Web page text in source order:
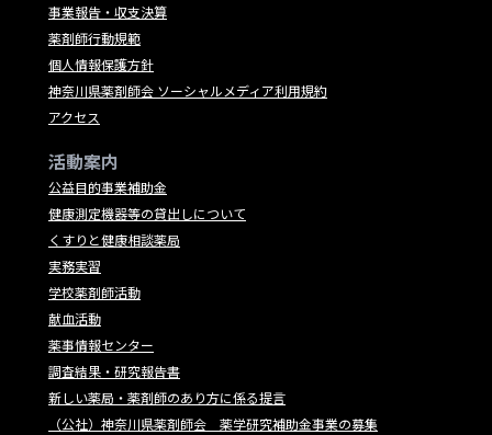
事業報告・収支決算
薬剤師行動規範
個人情報保護方針
神奈川県薬剤師会 ソーシャルメディア利用規約
アクセス
活動案内
公益目的事業補助金
健康測定機器等の貸出しについて
くすりと健康相談薬局
実務実習
学校薬剤師活動
献血活動
薬事情報センター
調査結果・研究報告書
新しい薬局・薬剤師のあり方に係る提言
（公社）神奈川県薬剤師会 薬学研究補助金事業の募集